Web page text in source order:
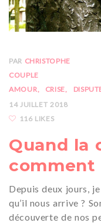
PAR CHRISTOPHE
COUPLE
AMOUR
CRISE
14 JUILLET 2018
116 LIKES
Quand la
comment
Depuis deux jours,
qu’il nous arrive ?
découverte de nos